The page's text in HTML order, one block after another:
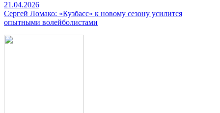
21.04.2026
Сергей Ломако: «Кузбасс» к новому сезону усилится
опытными волейболистами